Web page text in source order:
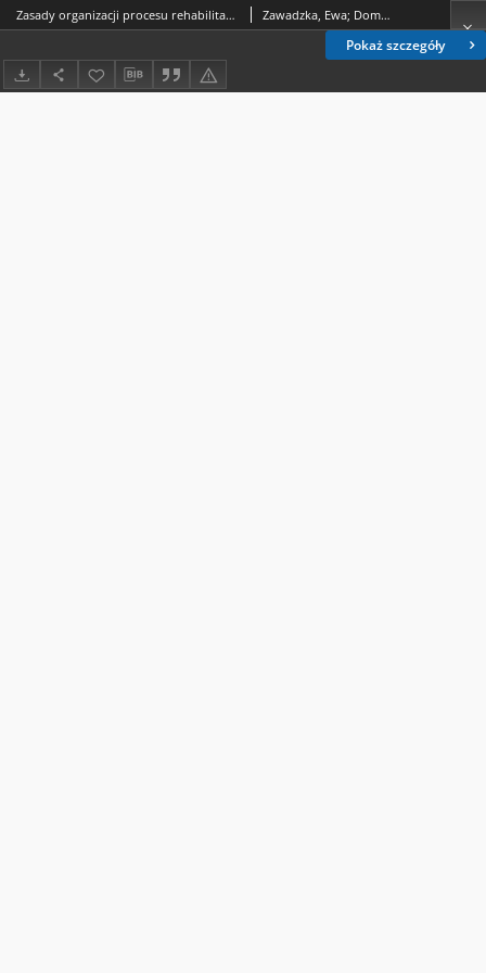
Pokaż szczegóły
Zasady organizacji procesu rehabilitacji neuropsychologicznej Zawadzka, Ewa; Domańska, Łucja